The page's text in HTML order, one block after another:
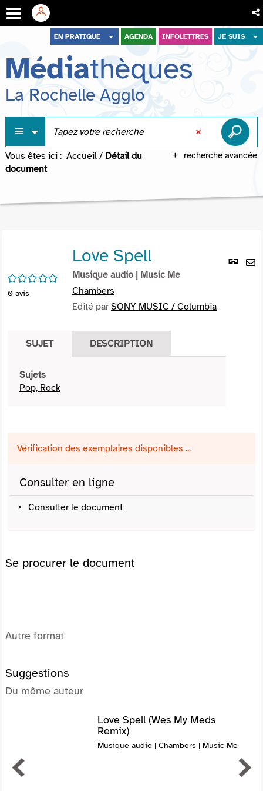
menu
contenu
recherche
EN PRATIQUE AGENDA INFOLETTRES JE SUIS
Médiathèques
La Rochelle Agglo
recherche avancée
Vous êtes ici : Accueil / Détail du
document
Lien
/5
0 avis
Love Spell
Musique audio | Music Me
Chambers
Edité parSONY MUSIC / Columbia
SUJET DESCRIPTION
Sujets
Pop, Rock
Vérification des exemplaires disponibles ...
Consulter en ligne
Consulter le document
Se procurer le document
Autre format
Suggestions
Du même auteur
Love Spell (Wes My Meds
Remix)
Musique audio | Chambers | Music Me